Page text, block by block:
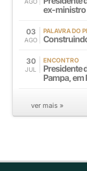
ex-ministro
03
AGO
PALAVRA DO
30
JUL
ENCONTRO
Presidente
Pampa, em
ver mais »